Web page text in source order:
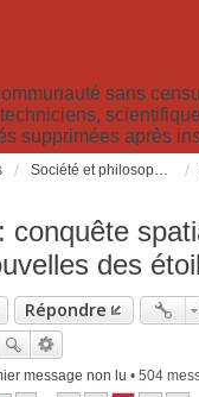
sans
supprimées après
Société et philosophie. Sciences et technologies. Santé et prévention.
conquête
des
Répondre
message non lu • 504